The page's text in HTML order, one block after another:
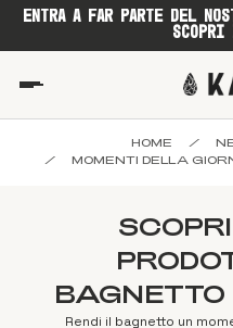
ENTRA A FAR PARTE DEL
SCOPRI
HOME /
/
MOMENTI DELLA
Rendi il bagnetto un